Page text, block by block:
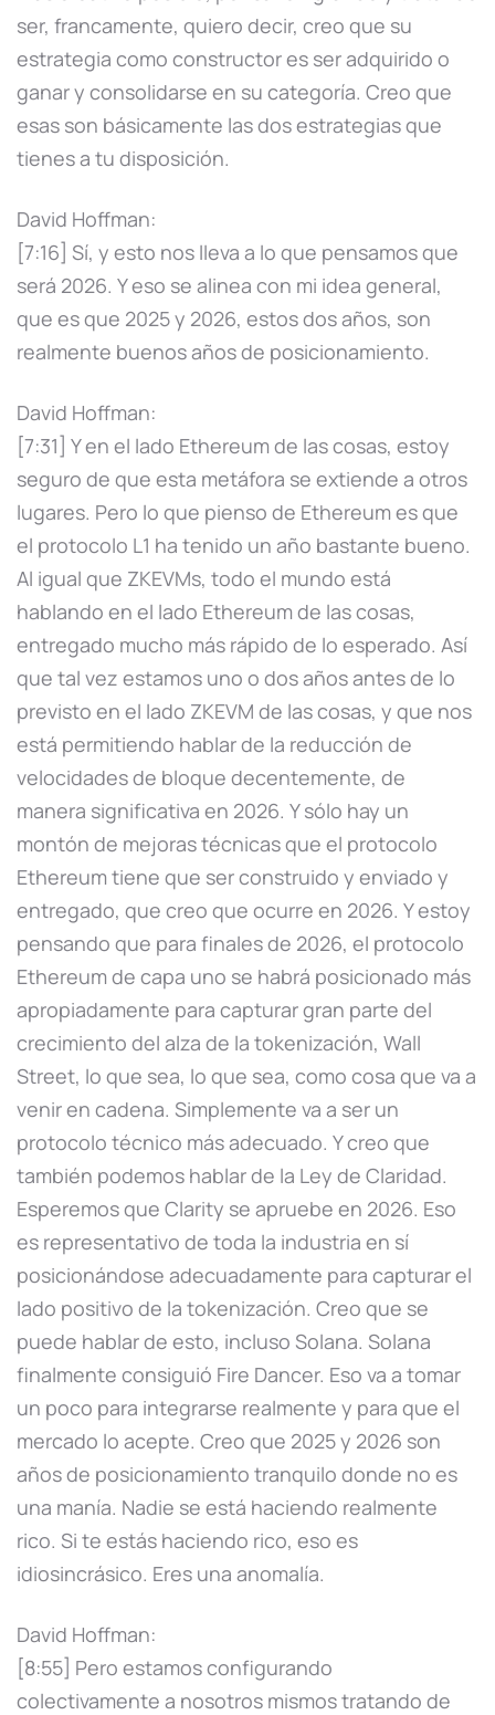
ser, francamente, quiero decir, creo que su
estrategia como constructor es ser adquirido o
ganar y consolidarse en su categoría. Creo que
esas son básicamente las dos estrategias que
tienes a tu disposición.
David Hoffman:
[7:16] Sí, y esto nos lleva a lo que pensamos que
será 2026. Y eso se alinea con mi idea general,
que es que 2025 y 2026, estos dos años, son
realmente buenos años de posicionamiento.
David Hoffman:
[7:31] Y en el lado Ethereum de las cosas, estoy
seguro de que esta metáfora se extiende a otros
lugares. Pero lo que pienso de Ethereum es que
el protocolo L1 ha tenido un año bastante bueno.
Al igual que ZKEVMs, todo el mundo está
hablando en el lado Ethereum de las cosas,
entregado mucho más rápido de lo esperado. Así
que tal vez estamos uno o dos años antes de lo
previsto en el lado ZKEVM de las cosas, y que nos
está permitiendo hablar de la reducción de
velocidades de bloque decentemente, de
manera significativa en 2026. Y sólo hay un
montón de mejoras técnicas que el protocolo
Ethereum tiene que ser construido y enviado y
entregado, que creo que ocurre en 2026. Y estoy
pensando que para finales de 2026, el protocolo
Ethereum de capa uno se habrá posicionado más
apropiadamente para capturar gran parte del
crecimiento del alza de la tokenización, Wall
Street, lo que sea, lo que sea, como cosa que va a
venir en cadena. Simplemente va a ser un
protocolo técnico más adecuado. Y creo que
también podemos hablar de la Ley de Claridad.
Esperemos que Clarity se apruebe en 2026. Eso
es representativo de toda la industria en sí
posicionándose adecuadamente para capturar el
lado positivo de la tokenización. Creo que se
puede hablar de esto, incluso Solana. Solana
finalmente consiguió Fire Dancer. Eso va a tomar
un poco para integrarse realmente y para que el
mercado lo acepte. Creo que 2025 y 2026 son
años de posicionamiento tranquilo donde no es
una manía. Nadie se está haciendo realmente
rico. Si te estás haciendo rico, eso es
idiosincrásico. Eres una anomalía.
David Hoffman:
[8:55] Pero estamos configurando
colectivamente a nosotros mismos tratando de